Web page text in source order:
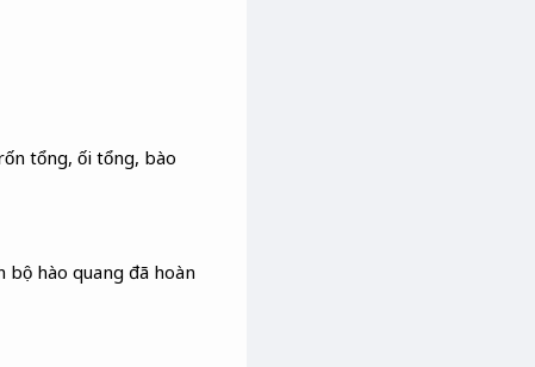
tổng, ối tổng, bào
bộ hào quang đã hoàn